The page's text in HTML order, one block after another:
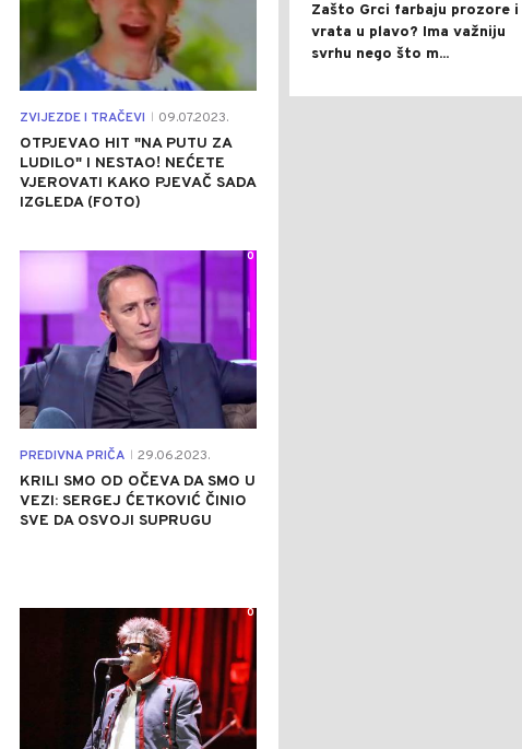
ZVIJEZDE I TRAČEVI 09.07.2023.
OTPJEVAO HIT "NA PUTU ZA
LUDILO" I NESTAO! NEĆETE
VJEROVATI KAKO PJEVAČ SADA
IZGLEDA (FOTO)
PREDIVNA PRIČA 29.06.2023.
KRILI SMO OD OČEVA DA SMO U
VEZI: SERGEJ ĆETKOVIĆ ČINIO
SVE DA OSVOJI SUPRUGU
0
0
Zašto Grci farbaju prozore i
vrata u plavo? Ima važniju
svrhu nego što m...